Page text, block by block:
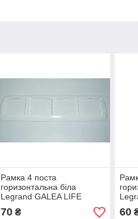
Рамка 4 поста
горизонтальна біла
Legrand GALEA LIFE
777004
70₴ 60